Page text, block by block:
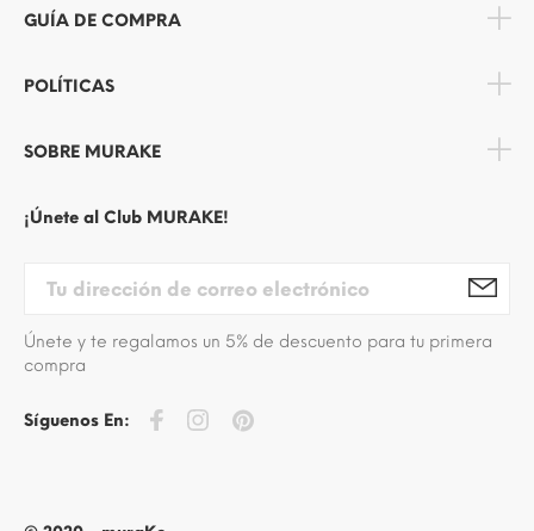
GUÍA DE COMPRA
POLÍTICAS
SOBRE MURAKE
¡Únete al Club MURAKE!
Únete y te regalamos un 5% de descuento para tu primera
compra
Síguenos En: